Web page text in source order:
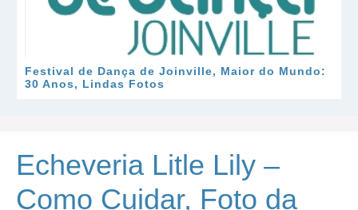
Festival de Dança de Joinville, Maior do Mundo:
30 Anos, Lindas Fotos
Echeveria Litle Lily –
Como Cuidar, Foto da